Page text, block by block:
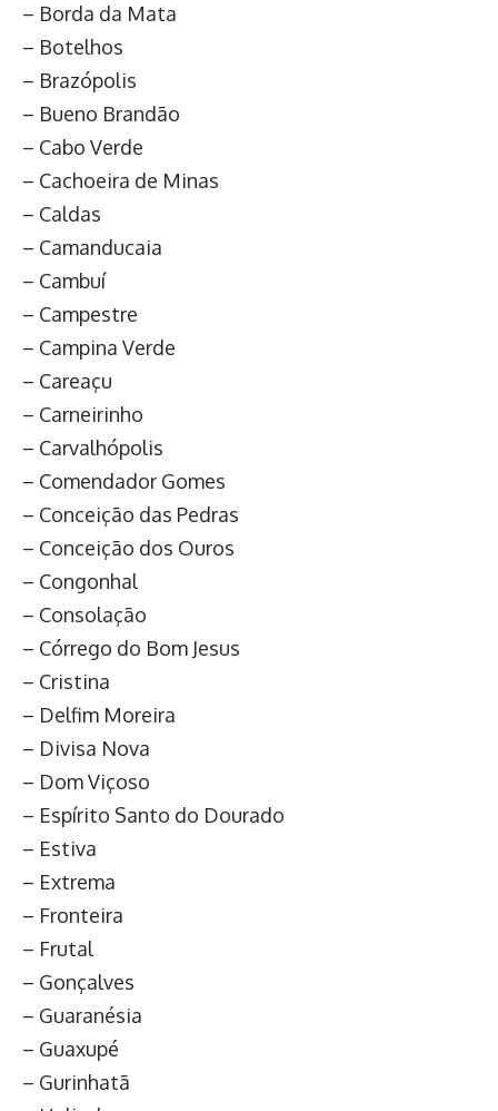
– Borda da Mata
– Botelhos
– Brazópolis
– Bueno Brandão
– Cabo Verde
– Cachoeira de Minas
– Caldas
– Camanducaia
– Cambuí
– Campestre
– Campina Verde
– Careaçu
– Carneirinho
– Carvalhópolis
– Comendador Gomes
– Conceição das Pedras
– Conceição dos Ouros
– Congonhal
– Consolação
– Córrego do Bom Jesus
– Cristina
– Delfim Moreira
– Divisa Nova
– Dom Viçoso
– Espírito Santo do Dourado
– Estiva
– Extrema
– Fronteira
– Frutal
– Gonçalves
– Guaranésia
– Guaxupé
– Gurinhatã